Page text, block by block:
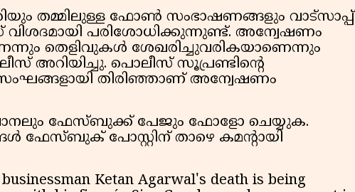
തമ്മിലുള്ള ഫോൺ സംഭാഷണങ്ങളും വാട്സാപ്പ്
പരിശോധിക്കുന്നുണ്ട്. അന്വേഷണം
തെളിവുകൾ ശേഖരിച്ചുവരികയാണെന്നും
അറിയിച്ചു. പൊലീസ് സൂപ്രണ്ടിന്റെ
തിരിഞ്ഞാണ് അന്വേഷണം
ഫേസ്ബുക്ക് പേജും ഫോളോ ചെയ്യുക.
ഫേസ്ബുക് പോസ്റ്റിന് താഴെ കമന്റായി
Ketan Agarwal's death is being